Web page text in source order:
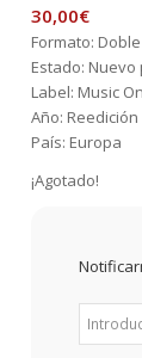
30,00€
Formato:
Estado:
Label: Music
Año: Reedición
País: Europa
¡Agotado!